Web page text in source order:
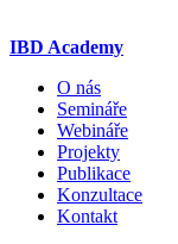
IBD Academy
O nás
Semináře
Webináře
Projekty
Publikace
Konzultace
Kontakt